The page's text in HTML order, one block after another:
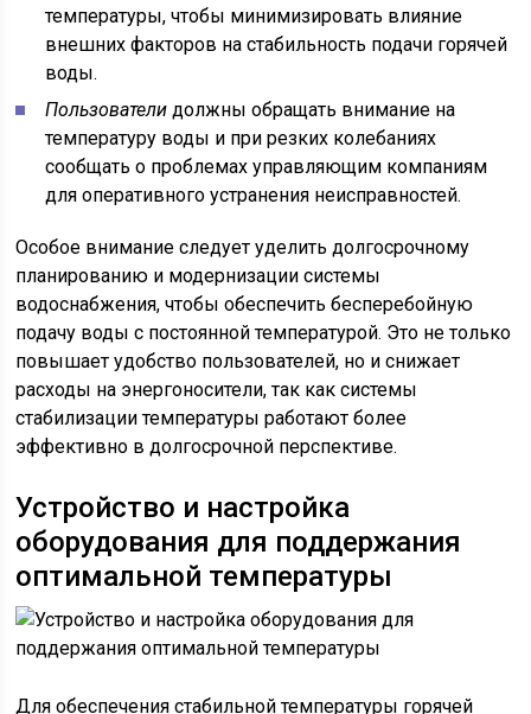
температуры, чтобы минимизировать влияние
внешних факторов на стабильность подачи горячей
воды.
Пользователи должны обращать внимание на
температуру воды и при резких колебаниях
сообщать о проблемах управляющим компаниям
для оперативного устранения неисправностей.
Особое внимание следует уделить долгосрочному
планированию и модернизации системы
водоснабжения, чтобы обеспечить бесперебойную
подачу воды с постоянной температурой. Это не только
повышает удобство пользователей, но и снижает
расходы на энергоносители, так как системы
стабилизации температуры работают более
эффективно в долгосрочной перспективе.
Устройство и настройка
оборудования для поддержания
оптимальной температуры
Для обеспечения стабильной температуры горячей